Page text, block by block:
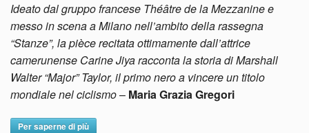
Ideato dal gruppo francese Théâtre de la Mezzanine e
messo in scena a Milano nell’ambito della rassegna
“Stanze”, la pièce recitata ottimamente dall’attrice
camerunense Carine Jiya racconta la storia di Marshall
Walter “Major” Taylor, il primo nero a vincere un titolo
mondiale nel ciclismo– Maria Grazia Gregori
Per saperne di più